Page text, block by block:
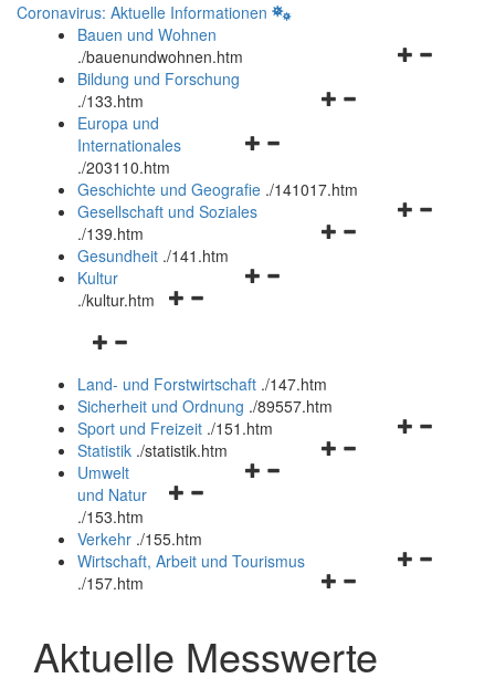
Coronavirus: Aktuelle Informationen
Bauen und Wohnen
./bauenundwohnen.htm
Navigationsmenü
Bildung und Forschung
./133.htm
Navigationsmenü
und
schließen
Europa und
Internationales
./203110.htm
Geschichte und Geografie ./141017.htm
Navigationsmenü
Gesellschaft und Soziales
./139.htm
Navigationsmenü
Gesundheit ./141.htm
Navigationsmenü
Kultur
./kultur.htm
Navigationsmenü
und
schließen
Land- und Forstwirtschaft ./147.htm
Sicherheit und Ordnung ./89557.htm
Navigationsmenü
Sport und Freizeit ./151.htm
Navigationsmenü
Statistik ./statistik.htm
Navigationsmenü
und
schließen
Umwelt
und Natur
./153.htm
Verkehr ./155.htm
Navigationsmenü
schließen
Wirtschaft, Arbeit und Tourismus
./157.htm
Aktuelle Messwerte